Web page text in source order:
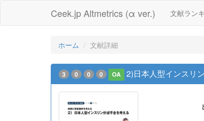
Ceek.jp Altmetrics (α ver.) 文献ラン
ホーム 文献詳細
3 0 0 0 OA 2)日本人型インスリ